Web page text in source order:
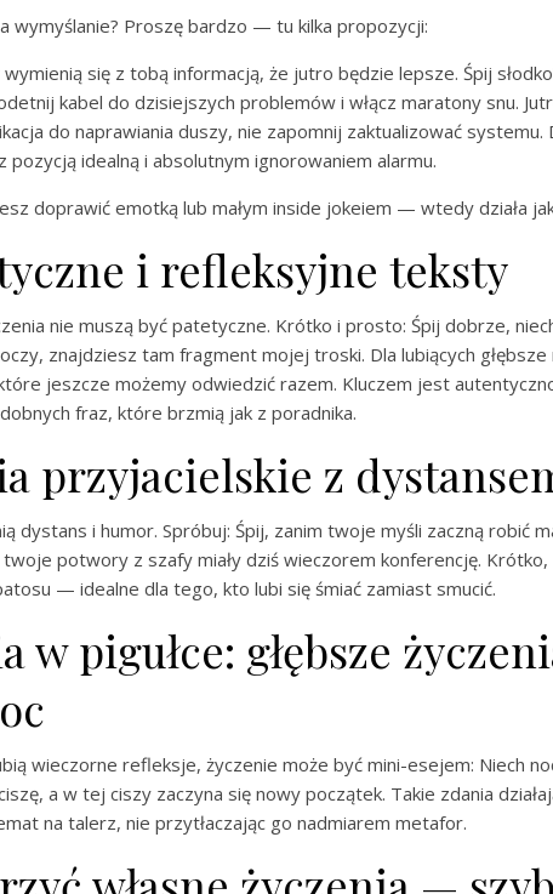
wymyślanie? Proszę bardzo — tu kilka propozycji:
się z tobą informacją, że jutro będzie lepsze. Śpij
kabel do dzisiejszych problemów i włącz maratony snu.
do naprawiania duszy, nie zapomnij zaktualizować systemu.
idealną i absolutnym ignorowaniem alarmu.
doprawić emotką lub małym inside jokeiem — wtedy działa
i refleksyjne teksty
nie muszą być patetyczne. Krótko i prosto: Śpij dobrze,
znajdziesz tam fragment mojej troski. Dla lubiących
jeszcze możemy odwiedzić razem. Kluczem jest
fraz, które brzmią jak z poradnika.
przyjacielskie z
dystans i humor. Spróbuj: Śpij, zanim twoje myśli zaczną robić
potwory z szafy miały dziś wieczorem konferencję. Krótko,
— idealne dla tego, kto lubi się śmiać zamiast smucić.
w pigułce: głębsze
wieczorne refleksje, życzenie może być mini-esejem: Niech
a w tej ciszy zaczyna się nowy początek. Takie zdania
na talerz, nie przytłaczając go nadmiarem metafor.